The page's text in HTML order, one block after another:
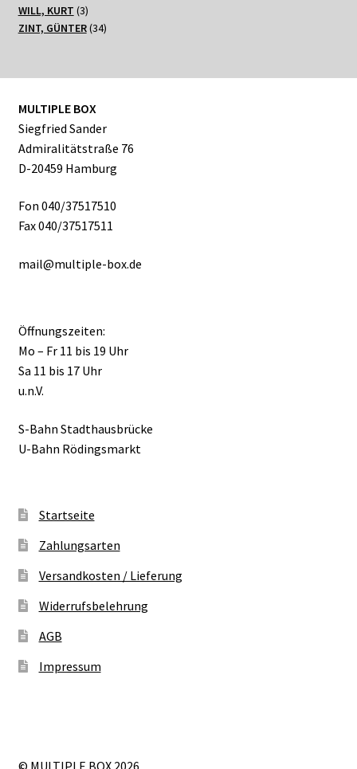
WILL, KURT 33
Produkte
ZINT, GÜNTER 3434
MULTIPLE BOX
Siegfried Sander
Admiralitätstraße 76
D-20459 Hamburg
Fon 040/37517510
Fax 040/37517511
mail@multiple-box.de
Öffnungszeiten:
Mo – Fr 11 bis 19 Uhr
Sa 11 bis 17 Uhr
u.n.V.
S-Bahn Stadthausbrücke
U-Bahn Rödingsmarkt
Startseite
Zahlungsarten
Versandkosten / Lieferung
Widerrufsbelehrung
AGB
Impressum
© MULTIPLE BOX 2026